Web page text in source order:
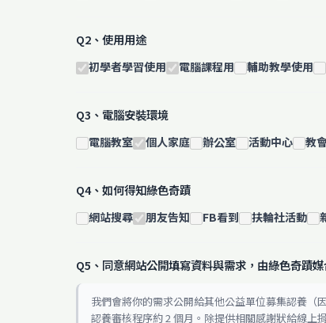
Q2、使用用途
初學者學習使用 電腦課程用 輔助教學使用
Q3、電腦安裝環境
電腦教室 個人家庭 辦公室 活動中心 教
Q4、如何得知綠色奇蹟
網站搜尋 朋友告知 FB看到 扶輪社活動
Q5、同意網站公開填寫資料與需求，由綠色奇蹟
我們會將你的需求公開給其他公益單位募集認養（
認養審核程序約 2 個月。除提供相關感謝狀給線上